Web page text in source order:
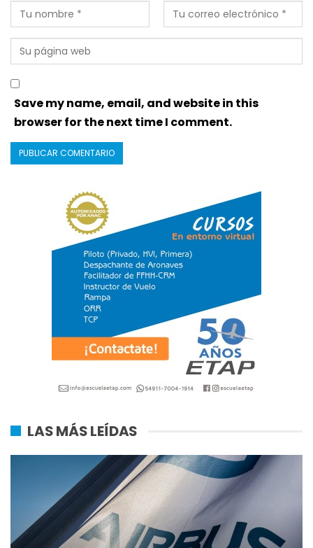
Save my name, email, and website in this
browser for the next time I comment.
LAS MÁS LEÍDAS